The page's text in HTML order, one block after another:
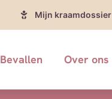
Mijn kraamdossier
Bevallen Over ons